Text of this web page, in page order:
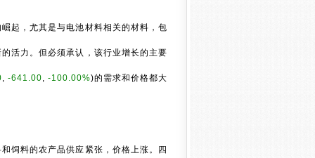
起，尤其是与电池材料相关的材料，包
活力。但必须承认，该行业增长的主要
, -641.00, -100.00%)的需求和价格都大
饲料的农产品供应紧张，价格上涨。四